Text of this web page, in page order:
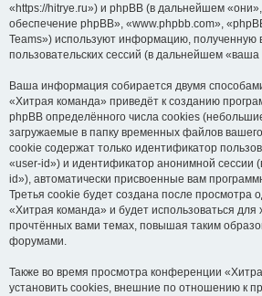
«https://hitrye.ru») и phpBB (в дальнейшем
обеспечение phpBB», «www.phpbb.com»,
Teams») используют информацию, полученную
пользовательских сессий (в дальнейшем
Ваша информация собирается двумя
«Хитрая команда» приведёт к созданию
phpBB определённого числа cookies
загружаемые в папку временных файлов
cookie содержат только идентификатор
«user-id») и идентификатор анонимной сессии
id»), автоматически присвоенные вам
Третья cookie будет создана после просмотра
«Хитрая команда» и будет использоваться
прочтённых вами темах, повышая таким
форумами.
Также во время просмотра конференции
установить cookies, внешние по отношению к